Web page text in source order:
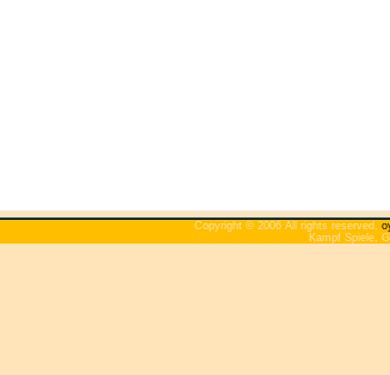
Copyright © 2006 All rights reserved.
Kampf Spiele,